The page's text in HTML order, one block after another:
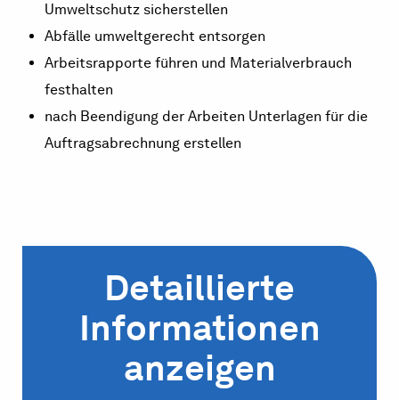
Umweltschutz sicherstellen
Abfälle umweltgerecht entsorgen
Arbeitsrapporte führen und Materialverbrauch
festhalten
nach Beendigung der Arbeiten Unterlagen für die
Auftragsabrechnung erstellen
Detaillierte
Informationen
anzeigen